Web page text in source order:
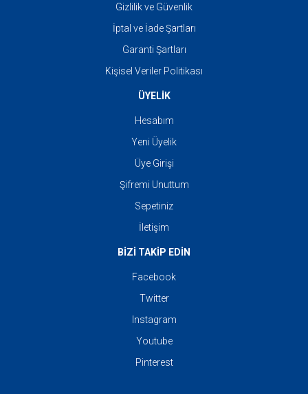
Gizlilik ve Güvenlik
İptal ve İade Şartları
Garanti Şartları
Kişisel Veriler Politikası
ÜYELİK
Hesabım
Yeni Üyelik
Üye Girişi
Şifremi Unuttum
Sepetiniz
İletişim
BİZİ TAKİP EDİN
Facebook
Twitter
Instagram
Youtube
Pinterest